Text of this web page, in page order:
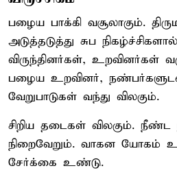
பழைய பாக்கி வசூலாகும்.
அடுத்தடுத்து சுப
விருந்தினர்கள், உறவினர்கள்
பழைய உறவினர்,
வேறுபாடுகள் வந்து விலகும்.
சிறிய தடைகள் விலகும்.
நிறைவேறும். வாகன யோகம்
சேர்க்கை உண்டு.